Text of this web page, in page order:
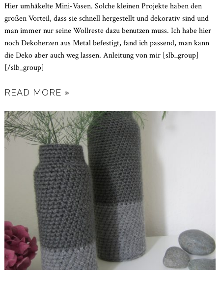
Hier umhäkelte Mini-Vasen. Solche kleinen Projekte haben den
großen Vorteil, dass sie schnell hergestellt und dekorativ sind und
man immer nur seine Wollreste dazu benutzen muss. Ich habe hier
noch Dekoherzen aus Metal befestigt, fand ich passend, man kann
die Deko aber auch weg lassen. Anleitung von mir [slb_group]
[/slb_group]
READ MORE »